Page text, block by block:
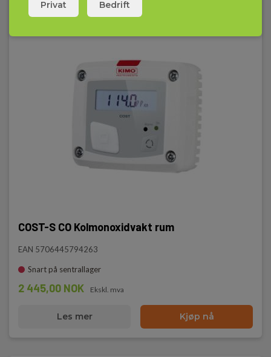
COST-S CO Kolmonoxidvakt rum
EAN 5706445794263
Snart på sentrallager
2 445,00 NOK Ekskl. mva
Les mer Kjøp nå
Privat Bedrift